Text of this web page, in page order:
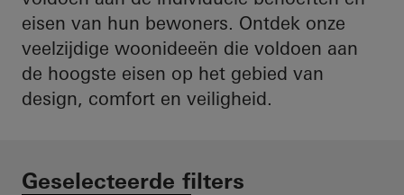
eisen van hun bewoners. Ontdek onze
veelzijdige woonideeën die voldoen aan
de hoogste eisen op het gebied van
design, comfort en veiligheid.
Geselecteerde filters